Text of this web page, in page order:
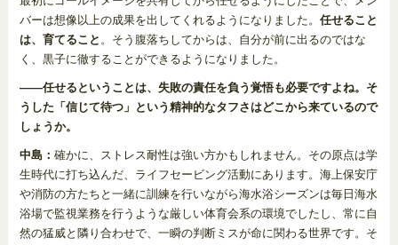
バーは想像以上の成果を出してくれるようになりました。 任せること
は、育てること 。そう腹落ちしてからは、自分が前に出るのではな
く、黒子に徹することができるようになりました。
――任せるということは、失敗の責任を負う覚悟も必要ですよね。そ
うした「信じて待つ」という精神的なタフさはどこから来ているので
しょうか。
中島： 確かに、ストレス耐性は強い方かもしれません。その原点は学
生時代に打ち込んだ、ライフセービング活動にあります。海上保安庁
や消防の方たちと一緒に訓練を行いながら海水浴シーズンは毎日海水
浴場で監視業務を行うような厳しい体育会系の環境でしたし、常に自
然の猛威と隣り合わせで、一瞬の判断ミスが命に関わる世界です。そ